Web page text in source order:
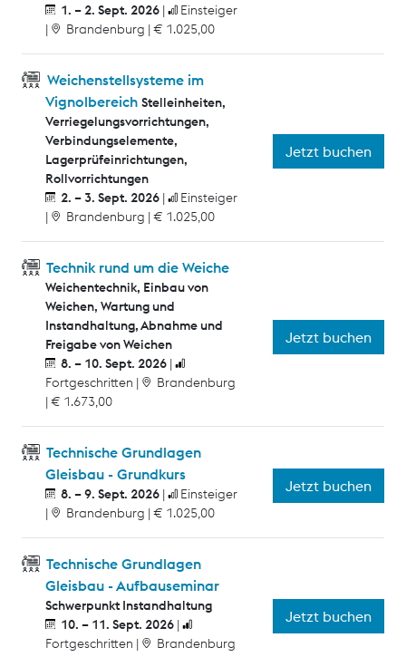
1. – 2. Sept. 2026
Einsteiger
Brandenburg € 1.025,00
Weichenstellsysteme im
Vignolbereich Stelleinheiten,
Verriegelungsvorrichtungen,
Verbindungselemente,
Lagerprüfeinrichtungen,
Rollvorrichtungen
2. – 3. Sept. 2026
Einsteiger
Brandenburg € 1.025,00
Jetzt buchen
Technik rund um die Weiche
Weichentechnik, Einbau von
Weichen, Wartung und
Instandhaltung, Abnahme und
Freigabe von Weichen
8. – 10. Sept. 2026
Fortgeschritten
Brandenburg
€ 1.673,00
Jetzt buchen
Technische Grundlagen
Gleisbau - Grundkurs
8. – 9. Sept. 2026
Einsteiger
Brandenburg € 1.025,00
Jetzt buchen
Technische Grundlagen
Gleisbau - Aufbauseminar
Schwerpunkt Instandhaltung
10. – 11. Sept. 2026
Fortgeschritten
Brandenburg
Jetzt buchen